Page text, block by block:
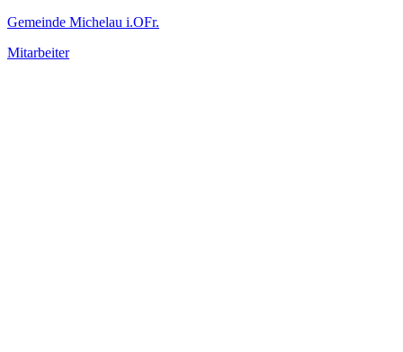
Gemeinde Michelau i.OFr.
Mitarbeiter